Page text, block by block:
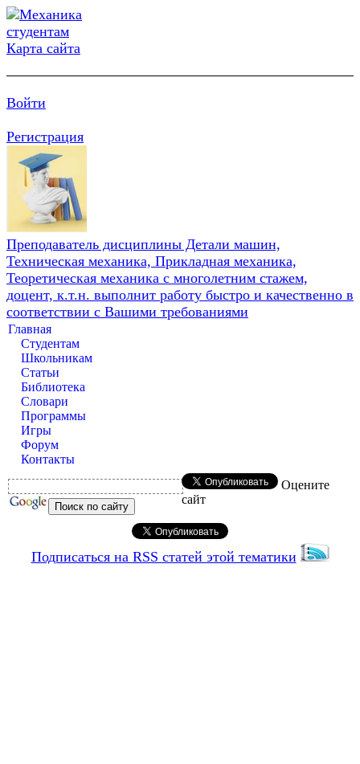
Карта сайта
Войти
Регистрация
Преподаватель дисциплины Детали машин,
Техническая механика, Прикладная механика,
Теоретическая механика с многолетним стажем,
доцент, к.т.н. выполнит работу быстро и качественно в
соответствии с Вашими требованиями
Главная
Студентам
Школьникам
Статьи
Библиотека
Словари
Программы
Игры
Форум
Контакты
Оцените
сайт
Подписаться на RSS статей этой тематики